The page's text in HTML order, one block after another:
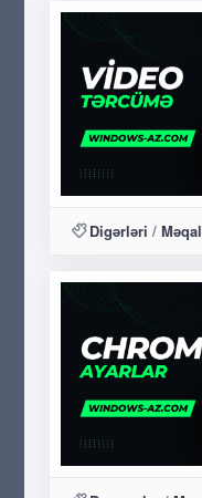
Digərləri /